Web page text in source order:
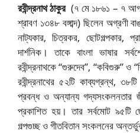
রবীন্দ্রনাথ ঠাকুর(৭ মে ১৮৬১ – ৭
শ্রাবণ ১৩৪৮ বঙ্গাব্দ) ছিলেন অগ্রণী
নাট্যকার, চিত্রকর, ছোটগল্পকার,
দার্শনিক। তাকে বাংলা ভাষার
রবীন্দ্রনাথকে “গুরুদেব”, “কবিগুরু” ও
রবীন্দ্রনাথের ৫২টি কাব্যগ্রন্থ,
প্রবন্ধ ও অন্যান্য গদ্যসংকলনতার
প্রকাশিত হয়। তার সর্বমোট ৯৫টি
গল্পগুচ্ছ ও গীতবিতান সংকলনের